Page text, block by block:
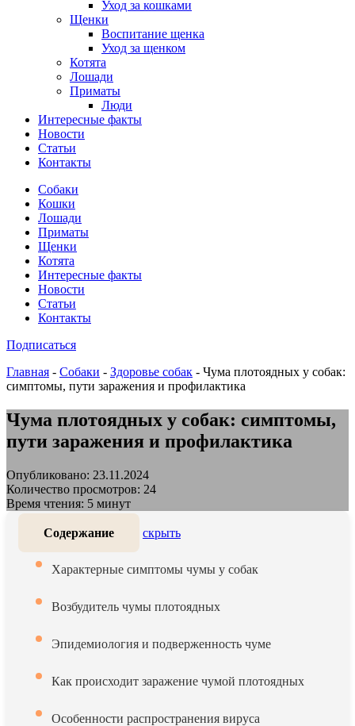
Уход за кошками
Щенки
Воспитание щенка
Уход за щенком
Котята
Лошади
Приматы
Люди
Интересные факты
Новости
Статьи
Контакты
Собаки
Кошки
Лошади
Приматы
Щенки
Котята
Интересные факты
Новости
Статьи
Контакты
Подписаться
Главная - Собаки - Здоровье собак - Чума плотоядных у собак:
симптомы, пути заражения и профилактика
Чума плотоядных у собак: симптомы,
пути заражения и профилактика
Опубликовано: 23.11.2024
Количество просмотров: 24
Время чтения: 5 минут
Содержание скрыть
Характерные симптомы чумы у собак
Возбудитель чумы плотоядных
Эпидемиология и подверженность чуме
Как происходит заражение чумой плотоядных
Особенности распространения вируса